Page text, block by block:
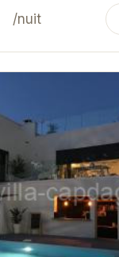
/nuit